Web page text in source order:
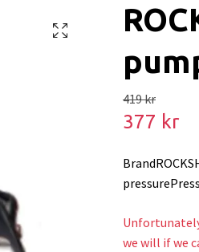
419 kr
377 kr
we will if we